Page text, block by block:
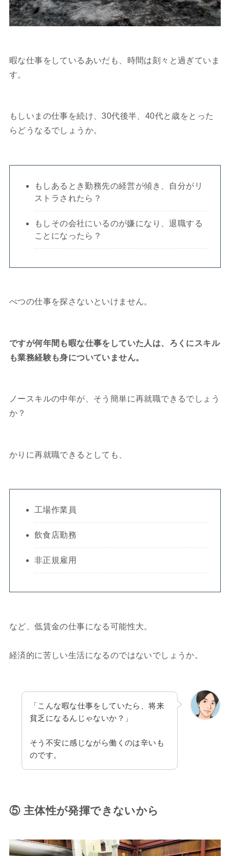
暇な仕事をしているあいだも、時間は刻々と過ぎていま
す。
もしいまの仕事を続け、30代後半、40代と歳をとった
らどうなるでしょうか。
もしあるとき勤務先の経営が傾き、自分がリ
ストラされたら？
もしその会社にいるのが嫌になり、退職する
ことになったら？
べつの仕事を探さないといけません。
ですが何年間も暇な仕事をしていた人は、ろくにスキル
も業務経験も身についていません。
ノースキルの中年が、そう簡単に再就職できるでしょう
か？
かりに再就職できるとしても、
工場作業員
飲食店勤務
非正規雇用
など、低賃金の仕事になる可能性大。
経済的に苦しい生活になるのではないでしょうか。
「こんな暇な仕事をしていたら、将来
貧乏になるんじゃないか？」
そう不安に感じながら働くのは辛いも
のです。
⑤ 主体性が発揮できないから